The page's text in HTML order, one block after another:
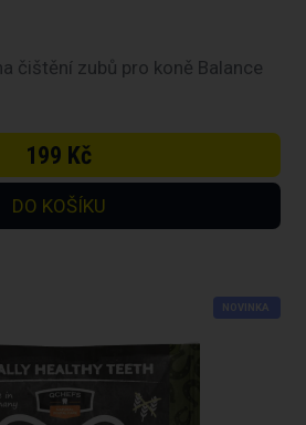
čištění zubů pro koně Balance
199 Kč
NOVINKA